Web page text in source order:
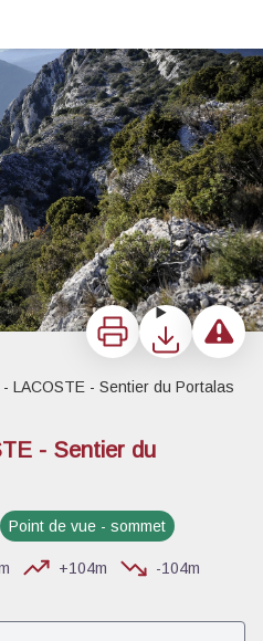
Voir l'image en plein écran
ImprimerTéléchargerSignaler
- LACOSTE - Sentier du Portalas
- Sentier du
Point de vue - sommet
+104m
-104m